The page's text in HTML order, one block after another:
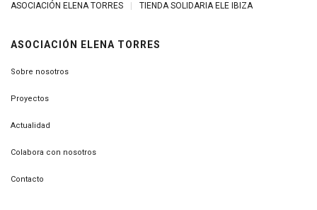
ASOCIACIÓN ELENA TORRES TIENDA SOLIDARIA ELE IBIZA
ASOCIACIÓN ELENA TORRES
Sobre nosotros
Proyectos
Actualidad
Colabora con nosotros
Contacto